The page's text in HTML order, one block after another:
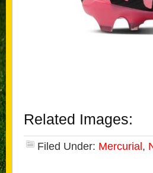
Related Images:
Filed Under: Mercurial ,